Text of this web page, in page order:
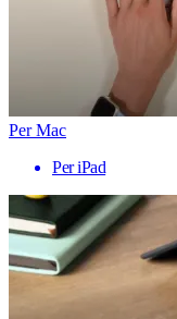
Per Mac
Per iPad